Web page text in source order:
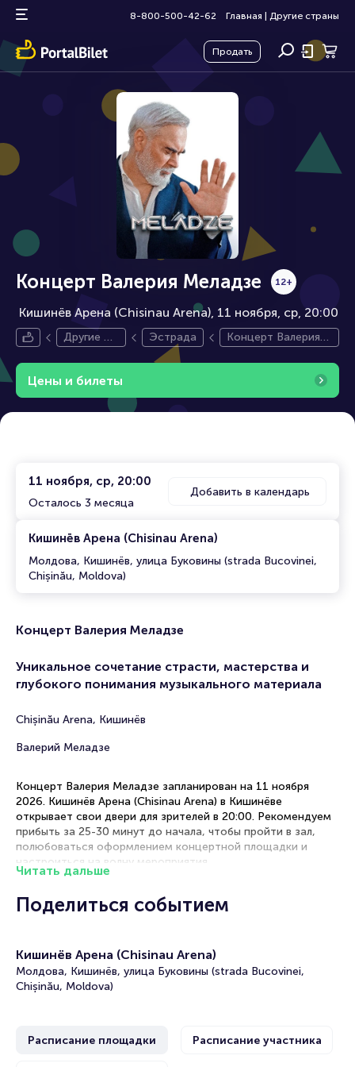
8-800-500-42-62 Главная Другие страны
Продать
Концерт Валерия Меладзе
Кишинёв Арена (Chisinau Arena), 11 ноября
12+
ср, 20:00
Другие ст
Эстрада
Концерт Валерия
Цены и билеты
11 ноября, ср, 20:00
Осталось 3 месяца
Добавить в календарь
Кишинёв Арена (Chisinau Arena)
Молдова, Кишинёв, улица Буковины (strada Bucovinei,
Chișinău, Moldova)
Концерт Валерия Меладзе
Уникальное сочетание страсти, мастерства и
глубокого понимания музыкального материала
Chișinău Arena, Кишинёв
Валерий Меладзе
Концерт Валерия Меладзе запланирован на 11 ноября
2026. Кишинёв Арена (Chisinau Arena) в Кишинёве
открывает свои двери для зрителей в 20:00. Рекомендуем
прибыть за 25-30 минут до начала, чтобы пройти в зал,
полюбоваться оформлением концертной площадки и
настроиться на волну мероприятия.
Бельэтаж — отличное сочетание доступной цены и
прекрасного обзора всей сцены.
Боковые секторы — хороший вариант для тех, кто ценит
Читать дальше
Поделиться событием
Кишинёв Арена (Chisinau Arena)
Молдова, Кишинёв, улица Буковины (strada Bucovinei,
Chișinău, Moldova)
Расписание площадки Расписание участника